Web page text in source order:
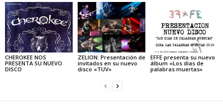
CHEROKEE NOS
PRESENTA SU NUEVO
DISCO
ZELION: Presentación de
invitados en su nuevo
disco «TUV»
EFFE presenta su nuevo
álbum «Los días de
palabras muertas»